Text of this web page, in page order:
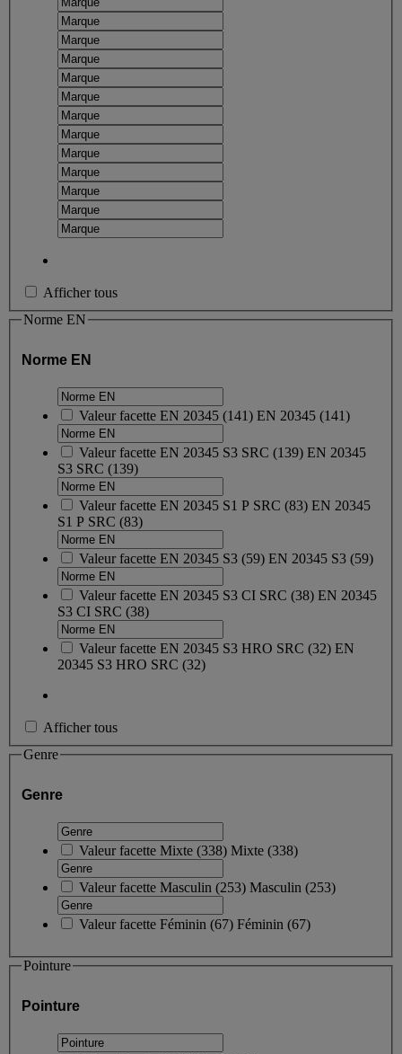
Afficher tous
Norme EN
Norme EN
Valeur facette EN 20345 (141) EN 20345 (141)
Valeur facette EN 20345 S3 SRC (139) EN 20345
S3 SRC (139)
Valeur facette EN 20345 S1 P SRC (83) EN 20345
S1 P SRC (83)
Valeur facette EN 20345 S3 (59) EN 20345 S3 (59)
Valeur facette EN 20345 S3 CI SRC (38) EN 20345
S3 CI SRC (38)
Valeur facette EN 20345 S3 HRO SRC (32) EN
20345 S3 HRO SRC (32)
Afficher tous
Genre
Genre
Valeur facette Mixte (338) Mixte (338)
Valeur facette Masculin (253) Masculin (253)
Valeur facette Féminin (67) Féminin (67)
Pointure
Pointure